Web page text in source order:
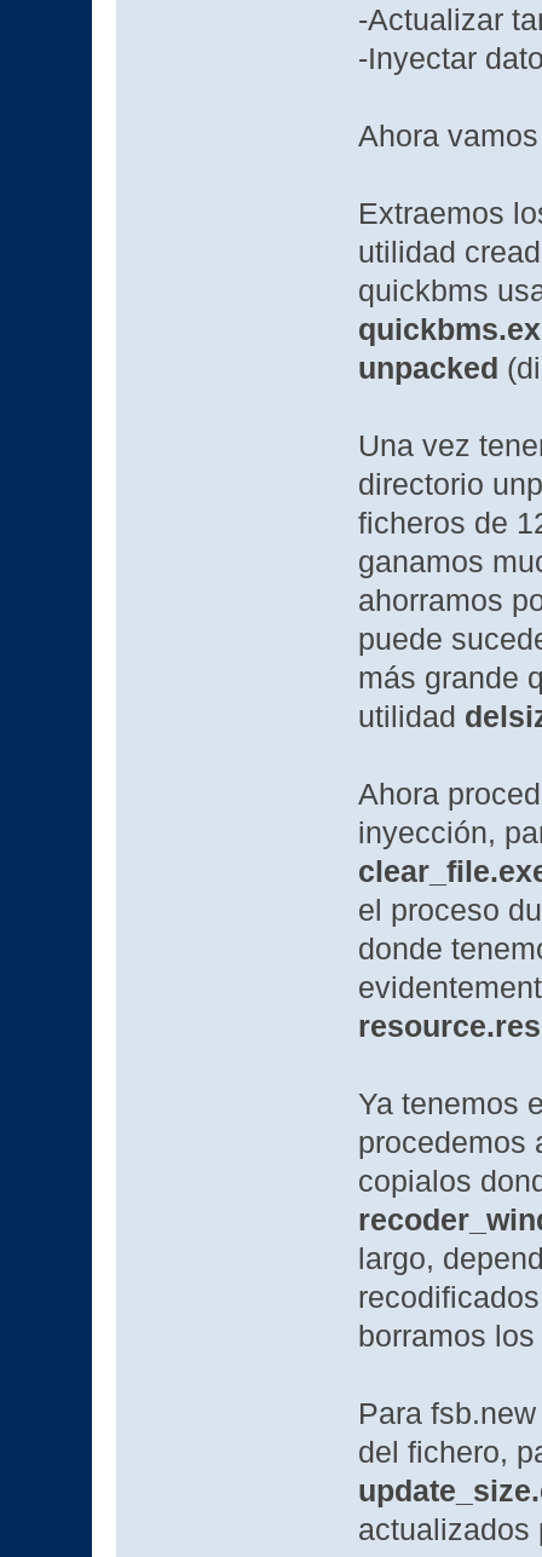
-Actualizar
-Inyectar
Ahora
Extraemos
utilidad
quickbms
unpacked
Una vez
directorio
ficheros de
ganamos
ahorramos
puede
más grande
utilidad
Ahora
inyección,
el proceso
donde
Ya tenemos
procedemos
copialos
largo,
borramos
Para
del fichero,
actualizados